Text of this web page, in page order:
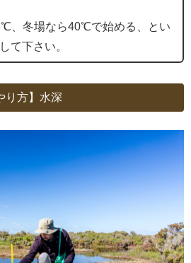
、冬場なら40℃で始める、とい
て下さい。
り方】水深